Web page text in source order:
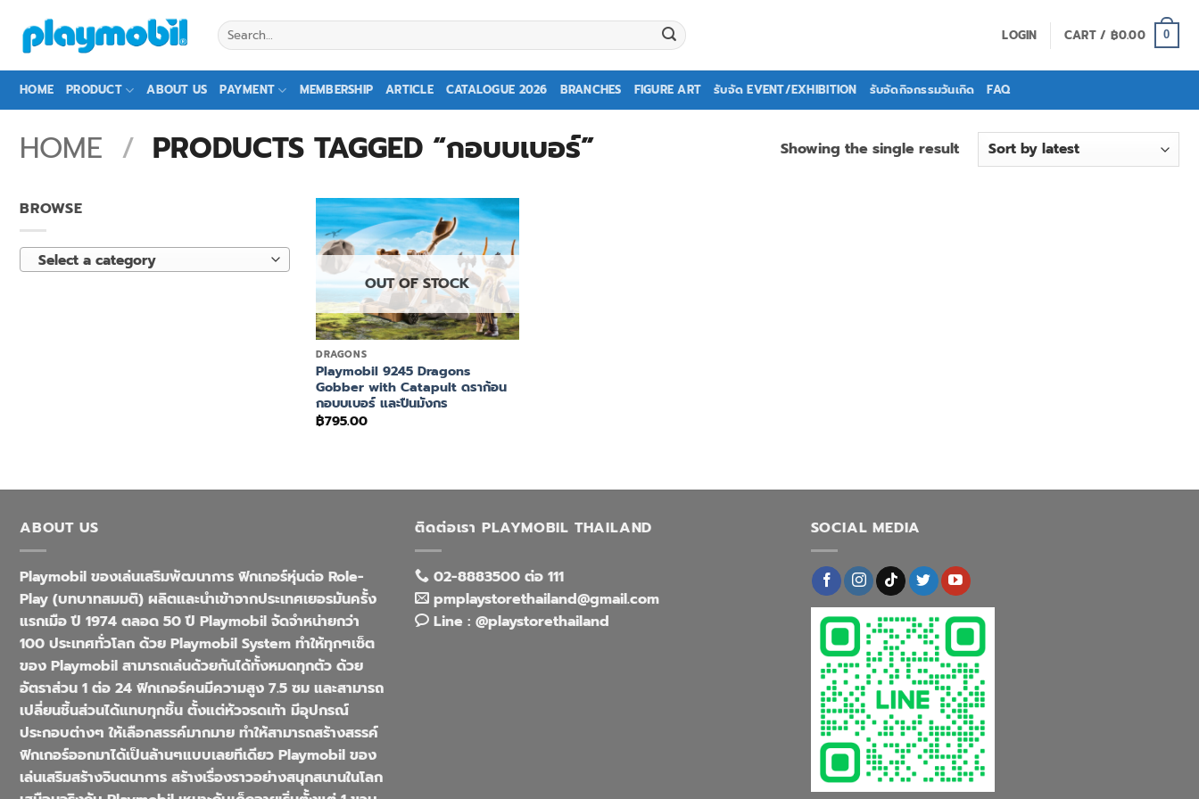
content
Search
for:
LOGIN CART / ฿0.00 0
HOME PRODUCT ABOUT US PAYMENT MEMBERSHIP ARTICLE CATALOGUE 2026 BRANCHES FIGURE ART รับจัด EVENT/EXHIBITION รับจัดกิจกรรมวันเกิด FAQ
HOME / PRODUCTS TAGGED “กอบบเบอร์” Showing the single result
BROWSE
Select a category
+
OUT OF STOCK
DRAGONS
Playmobil 9245 Dragons
Gobber with Catapult ดราก้อน
กอบบเบอร์ และปืนมังกร
฿795.00
ABOUT US
Playmobil ของเล่นเสริมพัฒนาการ ฟิกเกอร์หุ่นต่อ Role-
Play (บทบาทสมมติ) ผลิตและนำเข้าจากประเทศเยอรมันครั้ง
แรกเมือ ปี 1974 ตลอด 50 ปี Playmobil จัดจำหน่ายกว่า
100 ประเทศทั่วโลก ด้วย Playmobil System ทำให้ทุกๆเซ็ต
ของ Playmobil สามารถเล่นด้วยกันได้ทั้งหมดทุกตัว ด้วย
อัตราส่วน 1 ต่อ 24 ฟิกเกอร์คนมีความสูง 7.5 ซม และสามารถ
เปลี่ยนชิ้นส่วนได้แทบทุกชิ้น ตั้งแต่หัวจรดเท้า มีอุปกรณ์
ประกอบต่างๆ ให้เลือกสรรค์มากมาย ทำให้สามารถสร้างสรรค์
ฟิกเกอร์ออกมาได้เป็นล้านๆแบบเลยทีเดียว Playmobil ของ
เล่นเสริมสร้างจินตนาการ สร้างเรื่องราวอย่างสนุกสนานในโลก
ติดต่อเรา PLAYMOBIL THAILAND
02-8883500 ต่อ 111
pmplaystorethailand@gmail.com
Line : @playstorethailand
SOCIAL MEDIA